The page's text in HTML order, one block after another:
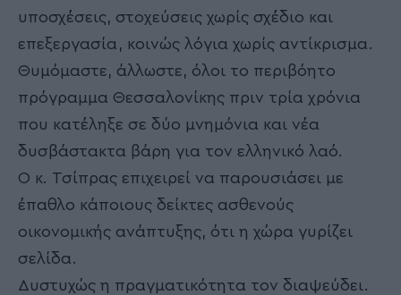
υποσχέσεις, στοχεύσεις χωρίς σχέδιο και
επεξεργασία, κοινώς λόγια χωρίς αντίκρισμα.
Θυμόμαστε, άλλωστε, όλοι το περιβόητο
πρόγραμμα Θεσσαλονίκης πριν τρία χρόνια
που κατέληξε σε δύο μνημόνια και νέα
δυσβάστακτα βάρη για τον ελληνικό λαό.
Ο κ. Τσίπρας επιχειρεί να παρουσιάσει με
έπαθλο κάποιους δείκτες ασθενούς
οικονομικής ανάπτυξης, ότι η χώρα γυρίζει
σελίδα.
Δυστυχώς η πραγματικότητα τον διαψεύδει.